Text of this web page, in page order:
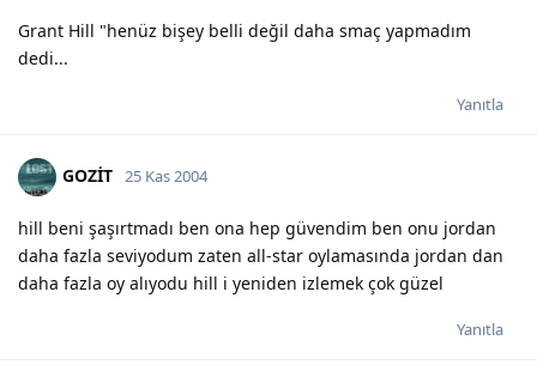
Grant Hill "henüz bişey belli değil daha smaç yapmadım
dedi...
Yanıtla
GOZİT 25 Kas 2004
hill beni şaşırtmadı ben ona hep güvendim ben onu jordan
daha fazla seviyodum zaten all-star oylamasında jordan dan
daha fazla oy alıyodu hill i yeniden izlemek çok güzel
Yanıtla